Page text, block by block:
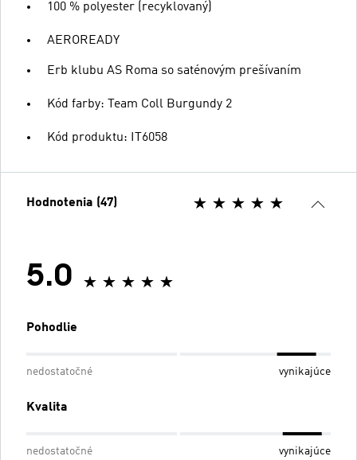
100 % polyester (recyklovaný)
AEROREADY
Erb klubu AS Roma so saténovým prešívaním
Kód farby: Team Coll Burgundy 2
Kód produktu: IT6058
Hodnotenia (47)
5.0
Pohodlie
nedostatočné vynikajúce
Kvalita
nedostatočné vynikajúce